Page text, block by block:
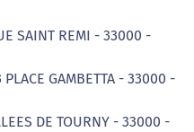
SAINT REMI - 33000 -
GAMBETTA - 33000 -
DE TOURNY - 33000 -